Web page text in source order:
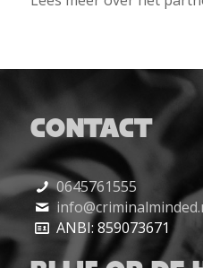
CONTACT
0645761555
ANBI: 859073671